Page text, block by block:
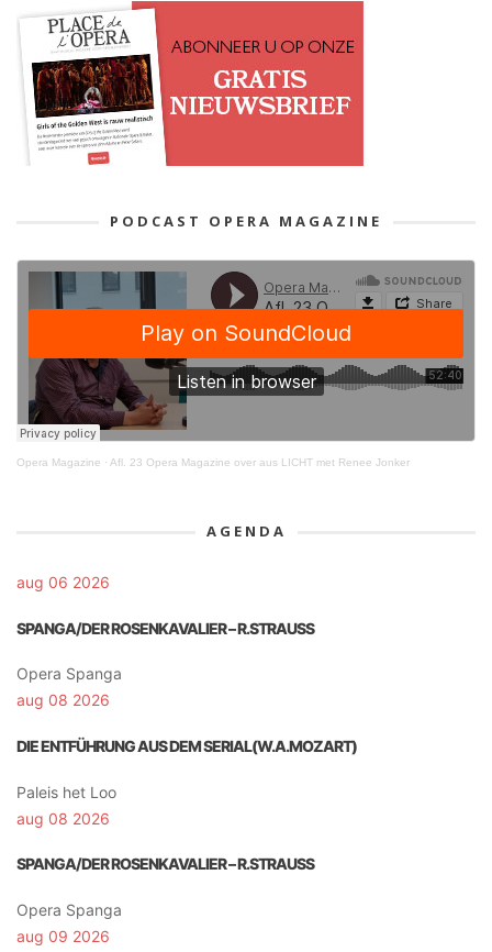
PODCAST OPERA MAGAZINE
Opera Magazine · Afl. 23 Opera Magazine over aus LICHT met Renee Jonker
AGENDA
aug 06 2026
SPANGA/DER ROSENKAVALIER – R.STRAUSS
Opera Spanga
aug 08 2026
DIE ENTFÜHRUNG AUS DEM SERIAL(W.A.MOZART)
Paleis het Loo
aug 08 2026
SPANGA/DER ROSENKAVALIER – R.STRAUSS
Opera Spanga
aug 09 2026